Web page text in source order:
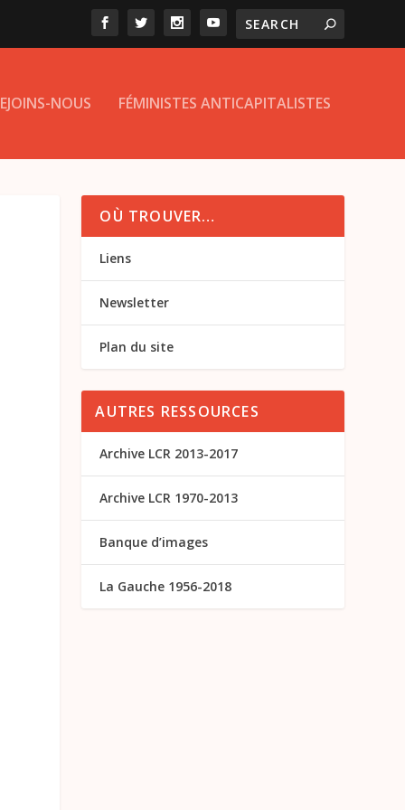
NOUS FÉMINISTES ANTICAPITALISTES
OÙ TROUVER…
Liens
Newsletter
Plan du site
AUTRES RESSOURCES
Archive LCR 2013-2017
Archive LCR 1970-2013
Banque d’images
La Gauche 1956-2018